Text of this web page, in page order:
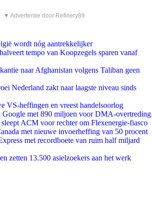
▼ Advertentie door Refinery89
wordt nóg aantrekkelijker
tempo van Koopzegels sparen vanaf
naar Afghanistan volgens Taliban geen
Nederland zakt naar laagste niveau sinds
VS-heffingen en vreest handelsoorlog
Google met 890 miljoen voor DMA-overtreding
ACM voor rechter om Flexenergie-fiasco
met nieuwe invoerheffing van 50 procent
met recordboete van ruim half miljard
zetten 13.500 asielzoekers aan het werk